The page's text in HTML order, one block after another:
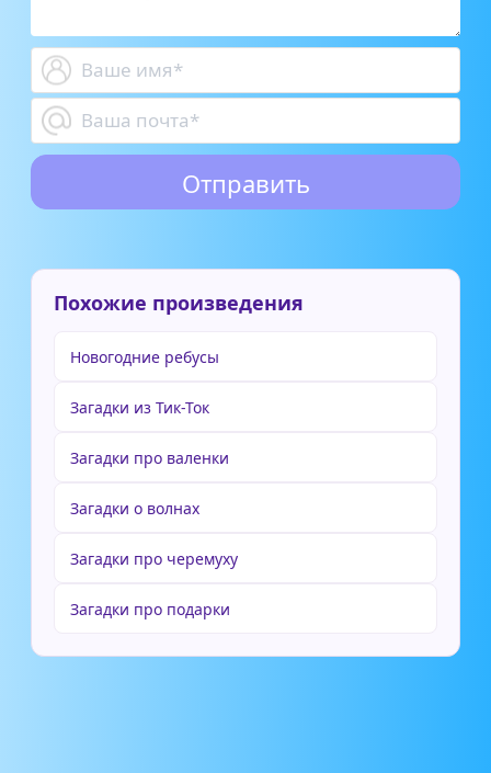
Похожие произведения
Новогодние ребусы
Загадки из Тик-Ток
Загадки про валенки
Загадки о волнах
Загадки про черемуху
Загадки про подарки